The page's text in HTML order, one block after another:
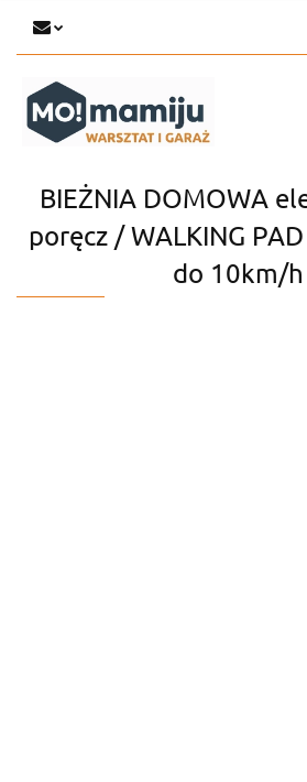
BIEŻNIA DOMOWA
poręcz / WALKING
do 10km/h